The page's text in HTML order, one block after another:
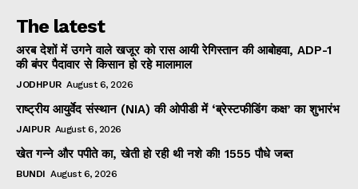
The latest
अरब देशों में उगने वाले खजूर को रास आयी रेगिस्तान की आबोहवा, ADP-1
की बंपर पैदावार से किसान हो रहे मालामाल
JODHPUR August 6, 2026
राष्ट्रीय आयुर्वेद संस्थान (NIA) की ओपीडी में ‘ब्रेस्टफीडिंग कक्ष’ का शुभारंभ
JAIPUR August 6, 2026
खेत गन्ने और पपीते का, खेती हो रही थी नशे की! 1555 पौधे जब्त
BUNDI August 6, 2026